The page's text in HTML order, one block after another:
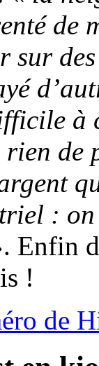
de
à
de
:
Enfin
!
de